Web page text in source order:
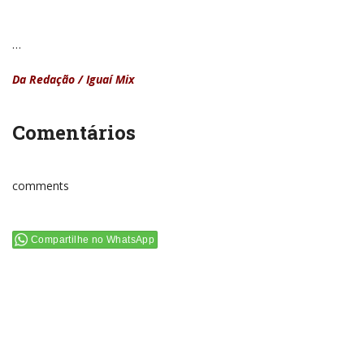
…
Da Redação / Iguaí Mix
Comentários
comments
Compartilhe no WhatsApp